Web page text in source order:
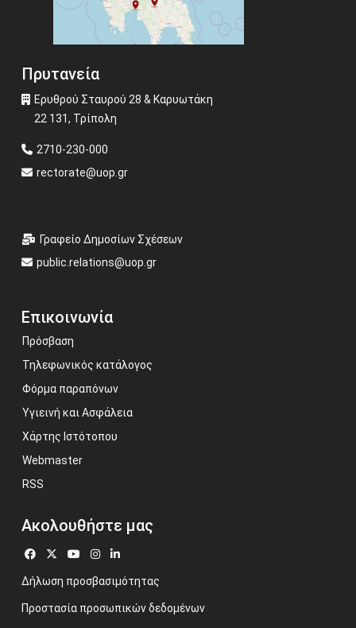
Πρυτανεία
Ερυθρού Σταυρού 28 & Καρυωτάκη
22 131, Τρίπολη
2710-230-000
rectorate@uop.gr
Γραφείο Δημοσίων Σχέσεων
public.relations@uop.gr
Επικοινωνία
Πρόσβαση
Τηλεφωνικός κατάλογος
Φόρμα παραπόνων
Υγιεινή και Ασφάλεια
Χάρτης Ιστότοπου
Webmaster
RSS
Ακολουθήστε μας
Δήλωση προσβασιμότητας
Προστασία προσωπικών δεδομένων